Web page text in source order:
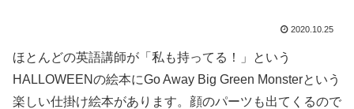
2020.10.25
ほとんどの英語講師が「私も持ってる！」という
HALLOWEENの絵本にGo Away Big Green Monsterという
楽しい仕掛け絵本があります。顔のパーツも出てくるので